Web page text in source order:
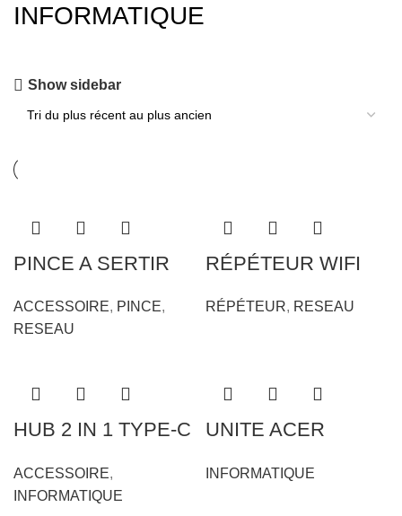
INFORMATIQUE
Show sidebar
PINCE A SERTIR
ACCESSOIRE, PINCE,
RESEAU
RÉPÉTEUR WIFI
RÉPÉTEUR, RESEAU
HUB 2 IN 1 TYPE-C
USB
ACCESSOIRE,
INFORMATIQUE
UNITE ACER
6EME/ RAM 4GO
INFORMATIQUE